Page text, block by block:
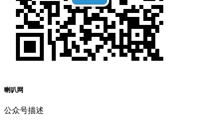
喇叭网
公众号描述